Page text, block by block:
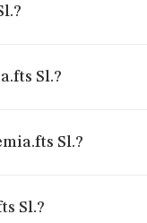
Sl.?
Sl.?
Sl.?